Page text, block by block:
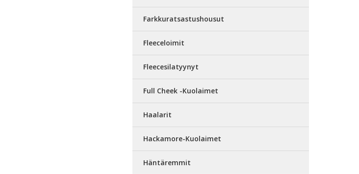
Farkkuratsastushousut
Fleeceloimit
Fleecesilatyynyt
Full Cheek -Kuolaimet
Haalarit
Hackamore-Kuolaimet
Häntäremmit